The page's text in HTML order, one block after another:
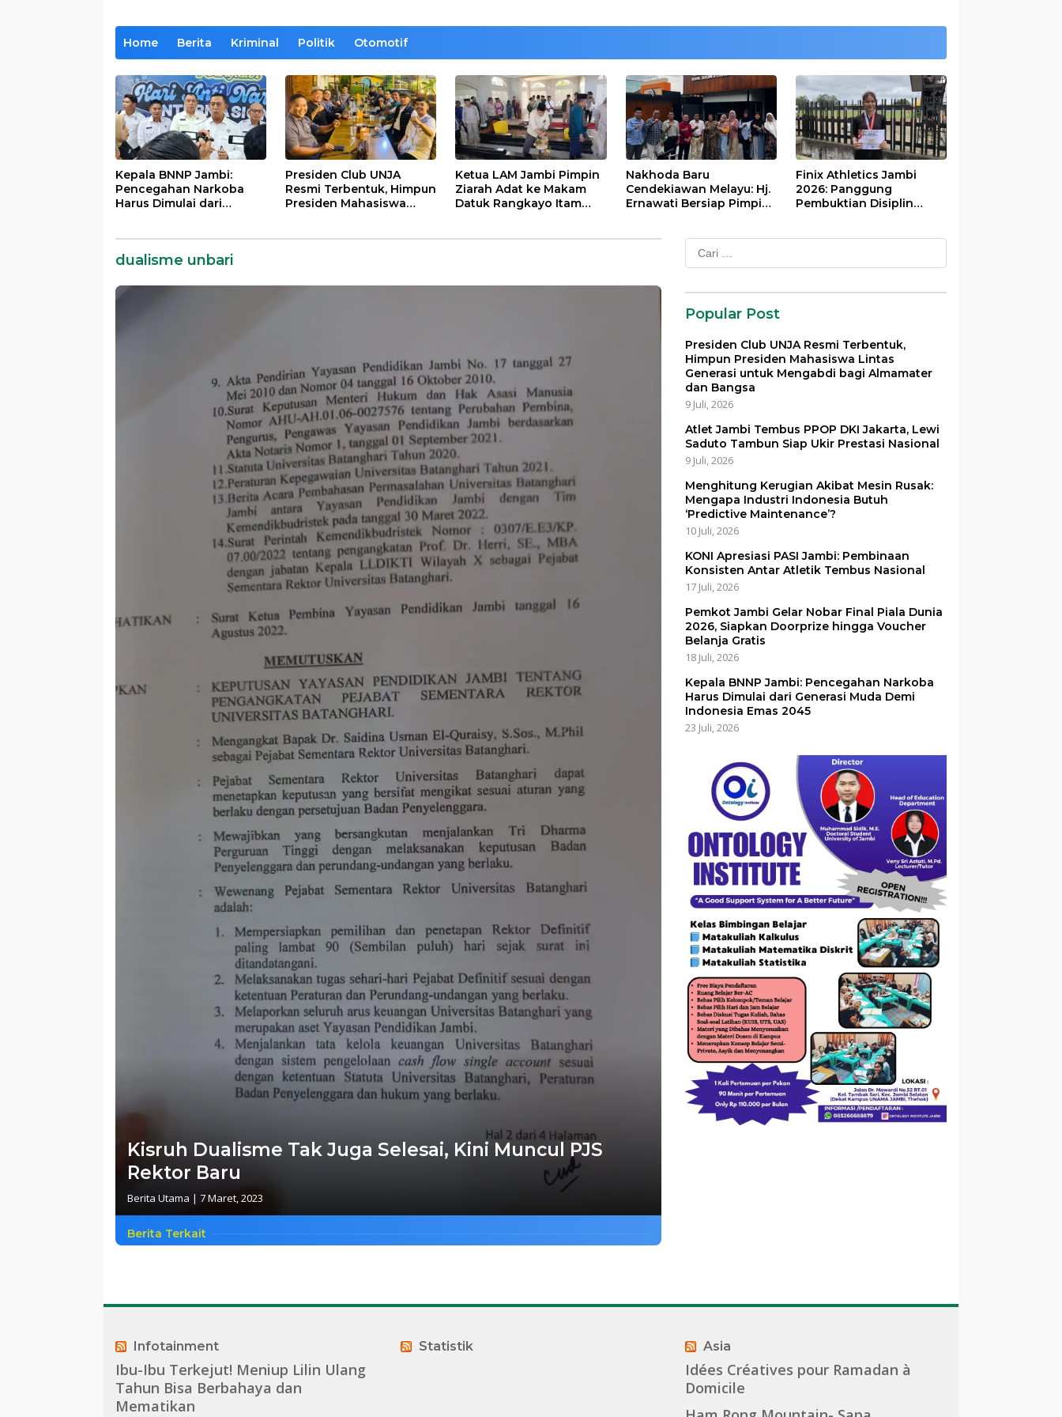
Home Berita Kriminal Politik Otomotif
Kepala BNNP Jambi:
Pencegahan Narkoba
Harus Dimulai dari
Presiden Club UNJA
Resmi Terbentuk, Himpun
Presiden Mahasiswa
Ketua LAM Jambi Pimpin
Ziarah Adat ke Makam
Datuk Rangkayo Itam
Nakhoda Baru
Cendekiawan Melayu: Hj.
Ernawati Bersiap Pimpin
Finix Athletics Jambi
2026: Panggung
Pembuktian Disiplin
dualisme unbari
Kisruh Dualisme Tak Juga Selesai, Kini Muncul PJS
Rektor Baru
Berita Utama | 7 Maret, 2023
Berita Terkait
Cari
untuk:
Popular Post
Presiden Club UNJA Resmi Terbentuk,
Himpun Presiden Mahasiswa Lintas
Generasi untuk Mengabdi bagi Almamater
dan Bangsa
9 Juli, 2026
Atlet Jambi Tembus PPOP DKI Jakarta, Lewi
Saduto Tambun Siap Ukir Prestasi Nasional
9 Juli, 2026
Menghitung Kerugian Akibat Mesin Rusak:
Mengapa Industri Indonesia Butuh
‘Predictive Maintenance’?
10 Juli, 2026
KONI Apresiasi PASI Jambi: Pembinaan
Konsisten Antar Atletik Tembus Nasional
17 Juli, 2026
Pemkot Jambi Gelar Nobar Final Piala Dunia
2026, Siapkan Doorprize hingga Voucher
Belanja Gratis
18 Juli, 2026
Kepala BNNP Jambi: Pencegahan Narkoba
Harus Dimulai dari Generasi Muda Demi
Indonesia Emas 2045
23 Juli, 2026
Infotainment
Ibu-Ibu Terkejut! Meniup Lilin Ulang
Tahun Bisa Berbahaya dan
Mematikan
Statistik Asia
Idées Créatives pour Ramadan à
Domicile